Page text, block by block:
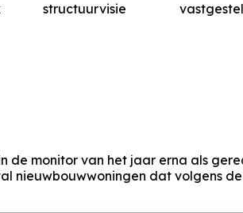
structuurvisie
de monitor van het jaar erna als
nieuwbouwwoningen dat volgens